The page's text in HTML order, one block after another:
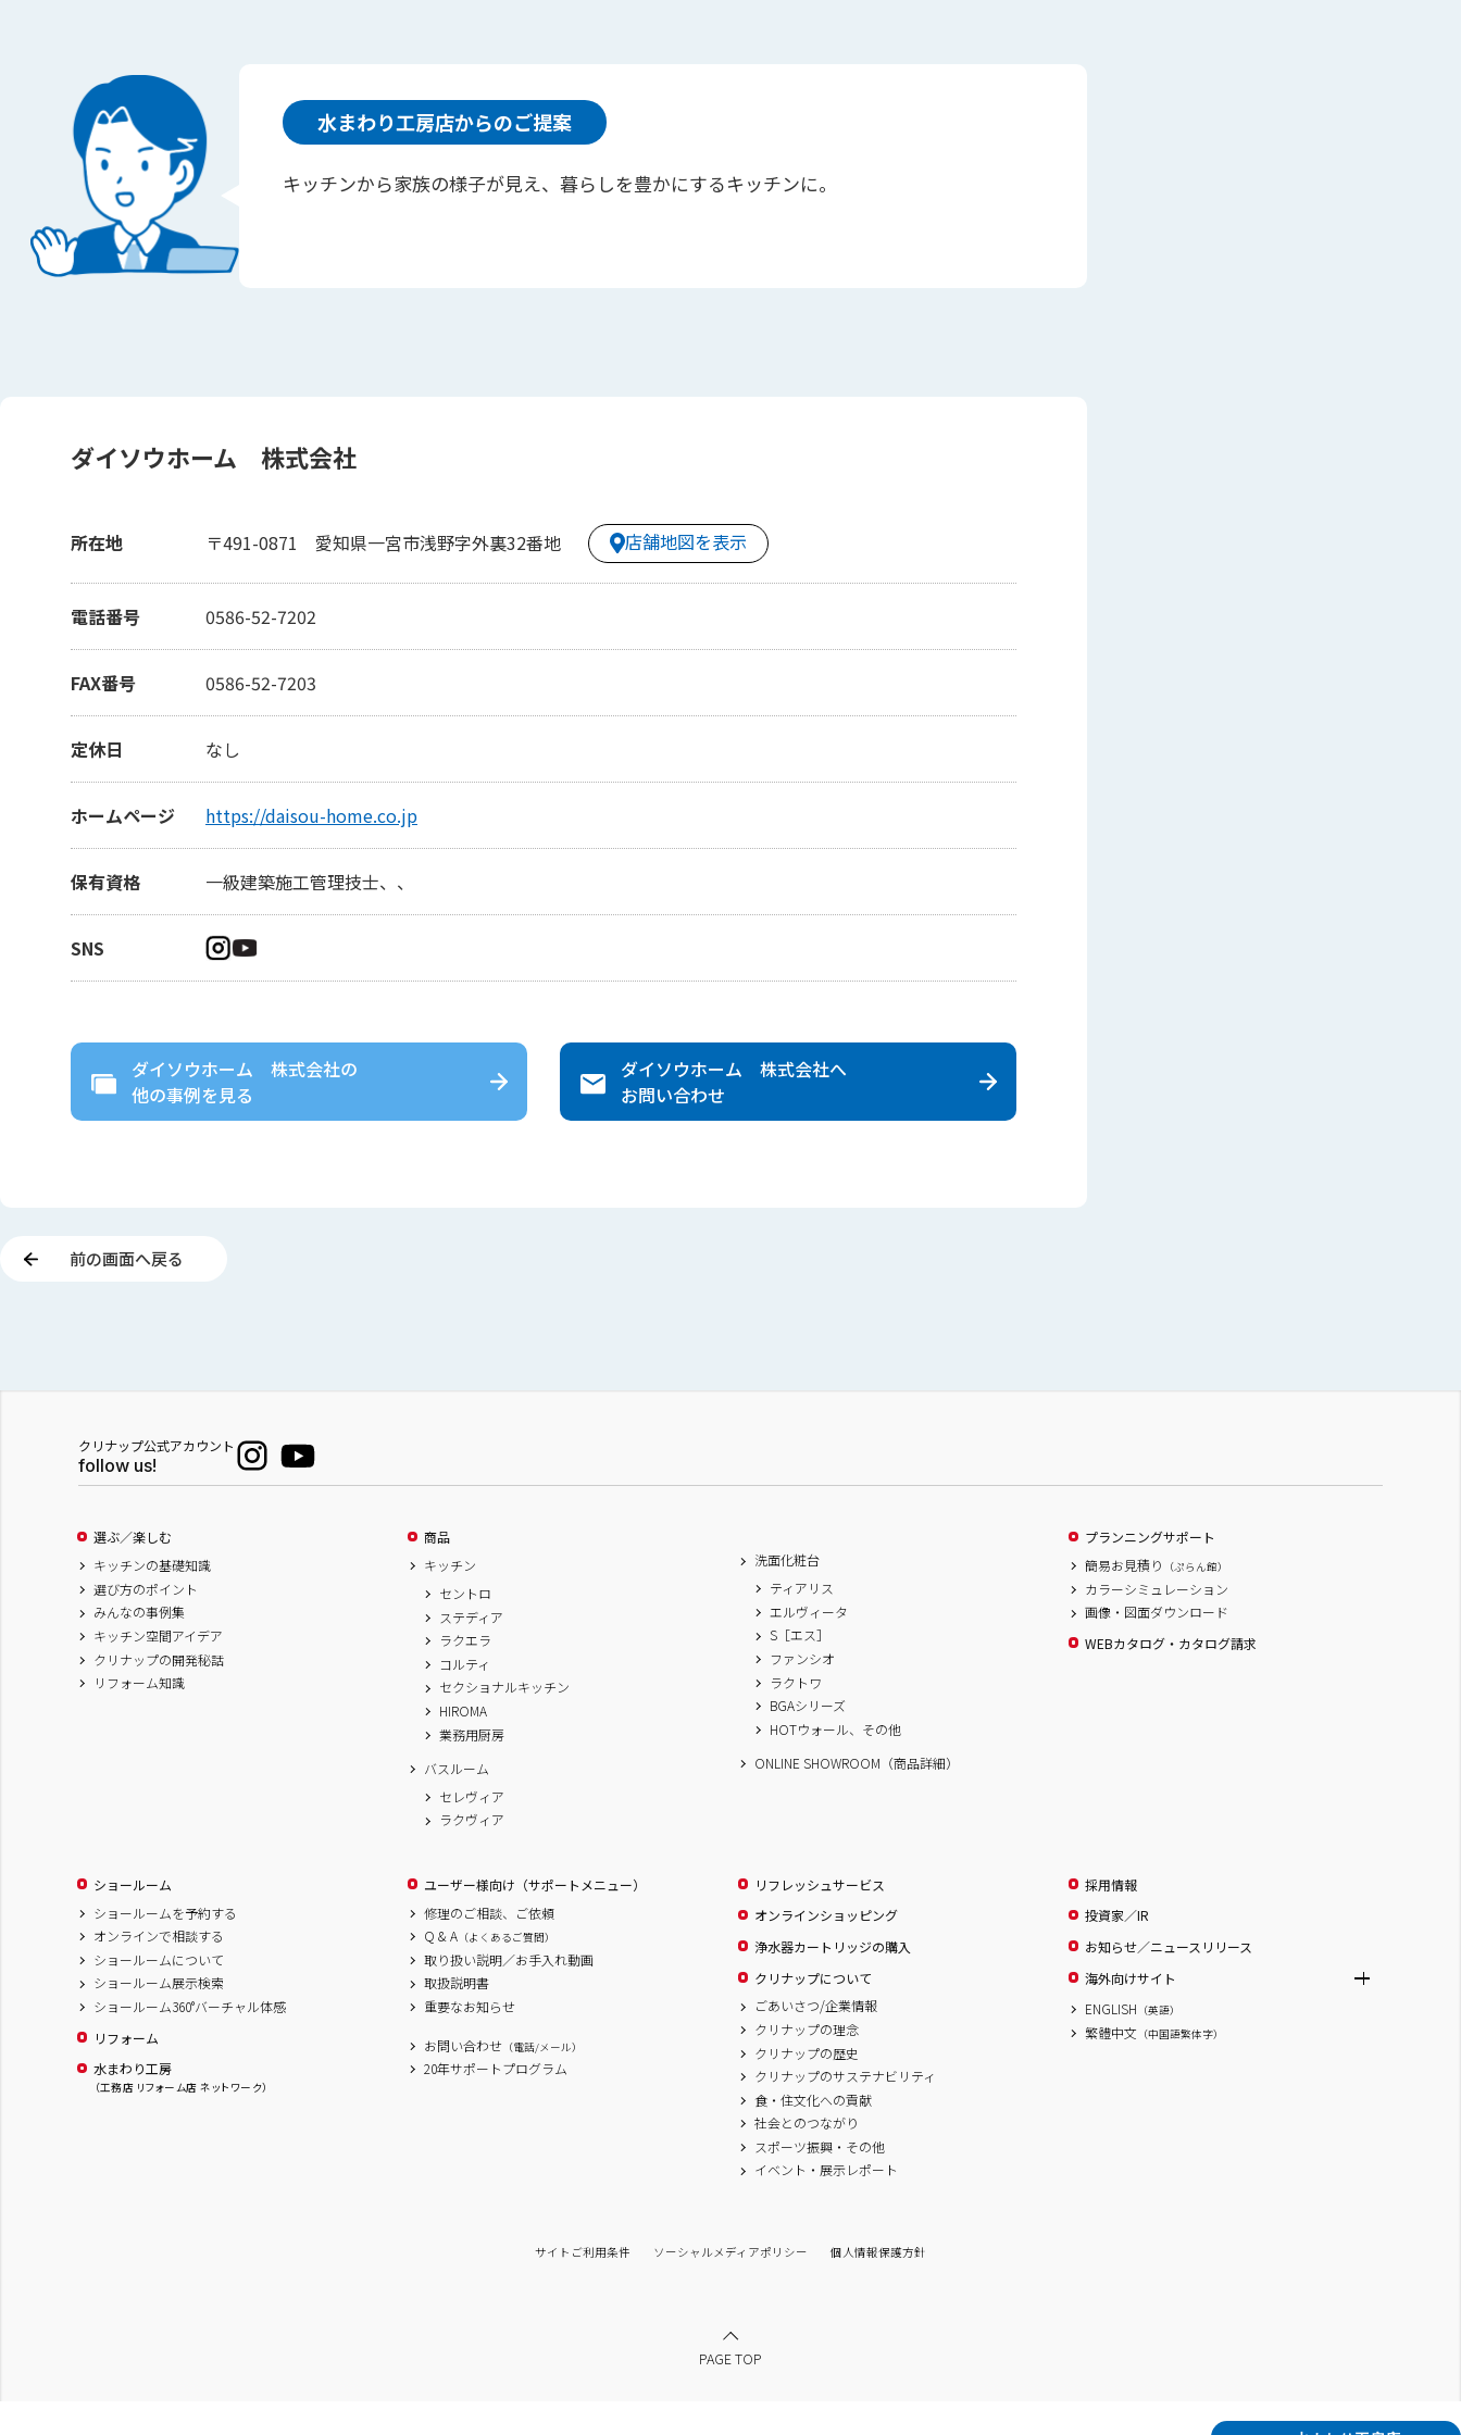
水まわり工房店からのご提案
キッチンから家族の様子が見え、暮らしを豊かにするキッチンに。
ダイソウホーム 株式会社
所在地 〒491-0871 愛知県一宮市浅野字外裏32番地 店舗地図を表示
電話番号 0586-52-7202
FAX番号 0586-52-7203
定休日 なし
ホームページ https://daisou-home.co.jp
保有資格 一級建築施工管理技士、、
SNS
ダイソウホーム 株式会社の
他の事例を見る
ダイソウホーム 株式会社へ
お問い合わせ
前の画面へ戻る
クリナップ公式アカウント
follow us!
選ぶ／楽しむ
キッチンの基礎知識
選び方のポイント
みんなの事例集
キッチン空間アイデア
クリナップの開発秘話
リフォーム知識
商品
キッチン
セントロ
ステディア
ラクエラ
コルティ
セクショナルキッチン
HIROMA
業務用厨房
バスルーム
セレヴィア
ラクヴィア
洗面化粧台
ティアリス
エルヴィータ
S［エス］
ファンシオ
ラクトワ
BGAシリーズ
HOTウォール、その他
ONLINE SHOWROOM（商品詳細）
プランニングサポート
簡易お見積り
（ぷらん館）
カラーシミュレーション
画像・図面ダウンロード
WEBカタログ・カタログ請求
ショールーム
ショールームを予約する
オンラインで相談する
ショールームについて
ショールーム展示検索
ショールーム360°バーチャル体感
リフォーム
水まわり工房
（工務店 リフォーム店 ネットワーク）
ユーザー様向け（サポートメニュー）
修理のご相談、ご依頼
Q & A （よくあるご質問）
取り扱い説明／お手入れ動画
取扱説明書
重要なお知らせ
お問い合わせ （電話/メール）
20年サポートプログラム
リフレッシュサービス
オンラインショッピング
浄水器カートリッジの購入
クリナップについて
ごあいさつ/企業情報
クリナップの理念
クリナップの歴史
クリナップのサステナビリティ
食・住文化への貢献
社会とのつながり
スポーツ振興・その他
イベント・展示レポート
採用情報
投資家／IR
お知らせ／ニュースリリース
海外向けサイト
ENGLISH （英語）
繁體中文 （中国語繁体字）
サイトご利用条件 ソーシャルメディアポリシー 個人情報保護方針
PAGE TOP